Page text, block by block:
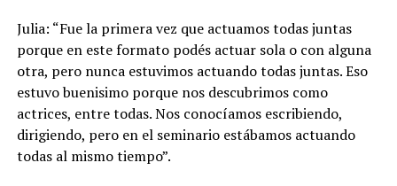
Julia: “Fue la primera vez que actuamos todas juntas
porque en este formato podés actuar sola o con alguna
otra, pero nunca estuvimos actuando todas juntas. Eso
estuvo buenisimo porque nos descubrimos como
actrices, entre todas. Nos conocíamos escribiendo,
dirigiendo, pero en el seminario estábamos actuando
todas al mismo tiempo”.